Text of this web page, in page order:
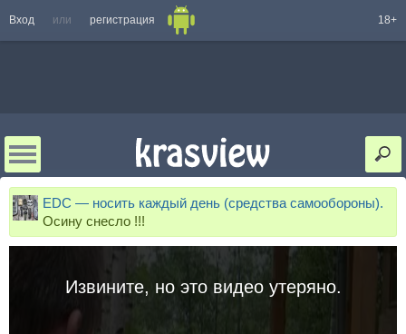
Вход или регистрация 18+
EDC — носить каждый день (средства самообороны).
Осину снесло !!!
Извините, но это видео утеряно.